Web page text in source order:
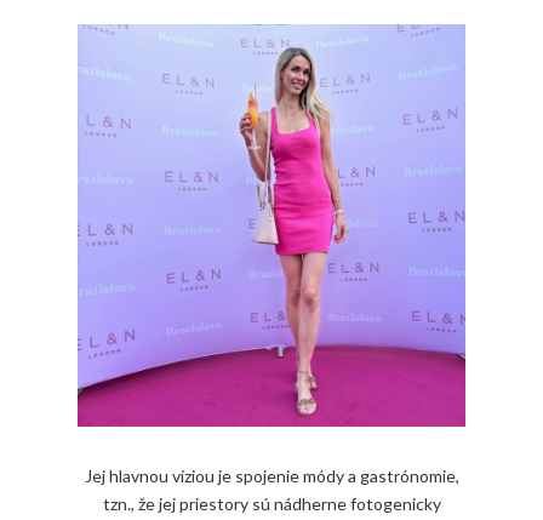
Jej hlavnou víziou je spojenie módy a gastrónomie,
tzn., že jej priestory sú nádherne fotogenicky